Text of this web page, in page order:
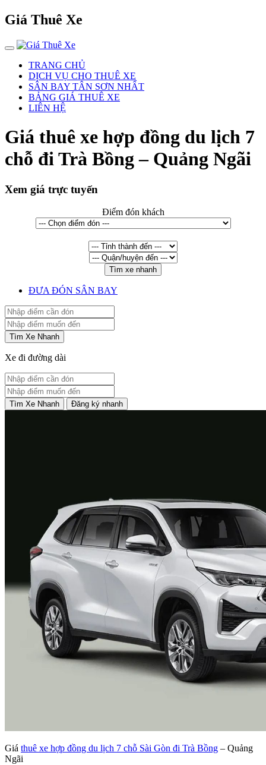
Giá Thuê Xe
TRANG CHỦ
DỊCH VỤ CHO THUÊ XE
SÂN BAY TÂN SƠN NHẤT
BẢNG GIÁ THUÊ XE
LIÊN HỆ
Giá thuê xe hợp đồng du lịch 7
chỗ đi Trà Bồng – Quảng Ngãi
Xem giá trực tuyến
Điểm đón khách
Tìm xe nhanh
ĐƯA ĐÓN SÂN BAY
Tìm Xe Nhanh
Xe đi đường dài
Tìm Xe Nhanh Đăng ký nhanh
Giá thuê xe hợp đồng du lịch 7 chỗ Sài Gòn đi Trà Bồng – Quảng
Ngãi